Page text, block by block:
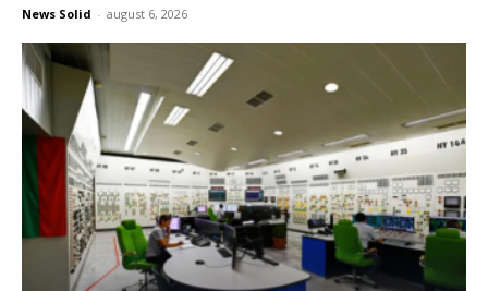
News Solid - august 6, 2026